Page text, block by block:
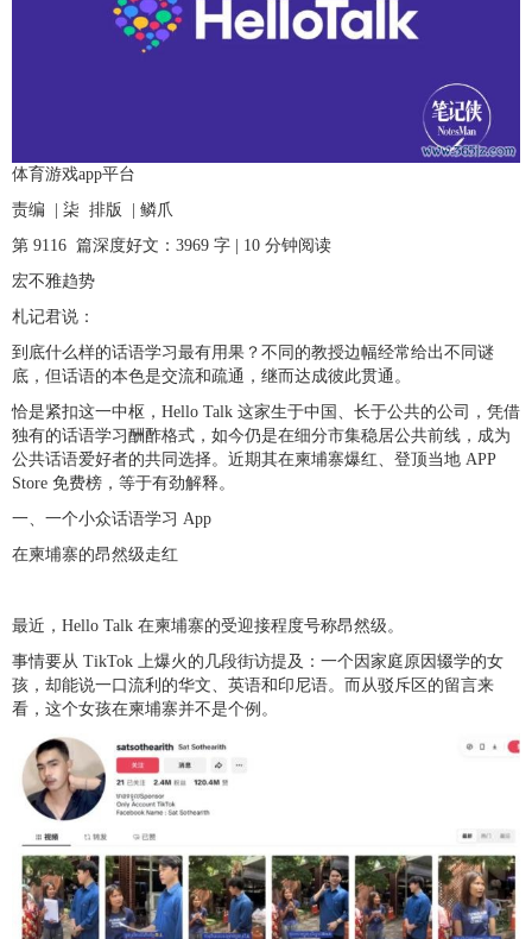
体育游戏app平台
责编 | 柒 排版 | 鳞爪
第 9116 篇深度好文：3969 字 | 10 分钟阅读
宏不雅趋势
札记君说：
到底什么样的话语学习最有用果？不同的教授边幅经常给出不同谜
底，但话语的本色是交流和疏通，继而达成彼此贯通。
恰是紧扣这一中枢，Hello Talk 这家生于中国、长于公共的公司，凭借
独有的话语学习酬酢格式，如今仍是在细分市集稳居公共前线，成为
公共话语爱好者的共同选择。近期其在柬埔寨爆红、登顶当地 APP
Store 免费榜，等于有劲解释。
一、一个小众话语学习 App
在柬埔寨的昂然级走红
最近，Hello Talk 在柬埔寨的受迎接程度号称昂然级。
事情要从 TikTok 上爆火的几段街访提及：一个因家庭原因辍学的女
孩，却能说一口流利的华文、英语和印尼语。而从驳斥区的留言来
看，这个女孩在柬埔寨并不是个例。